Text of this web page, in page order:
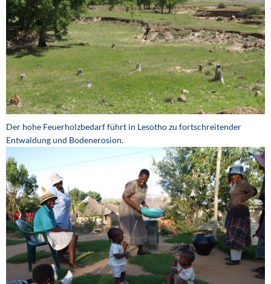
Der hohe Feuerholzbedarf führt in Lesotho zu fortschreitender
Entwaldung und Bodenerosion.